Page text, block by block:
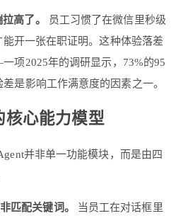
高了。
员工习惯了在微信里秒级
开一张在职证明。这种体验落差
项2025年的调研显示，73%的95
是影响工作满意度的因素之一。
心能力模型
并非单一功能模块，而是由四
匹配关键词。
当员工在对话框里